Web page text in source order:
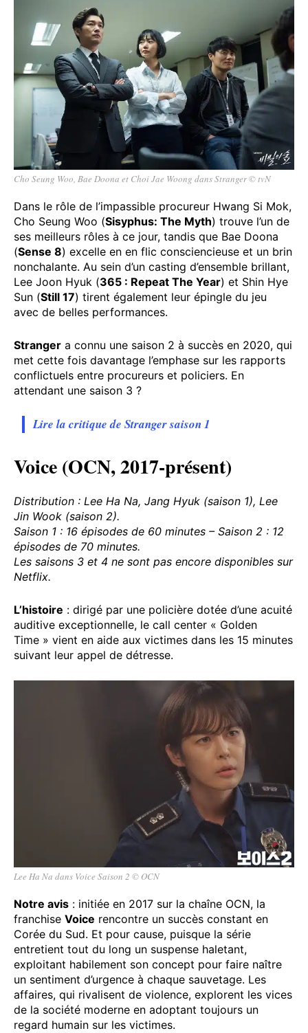
Cho Seung Woo, Bae Doona et Choi Jae Woong dans Stranger © tvN
Dans le rôle de l’impassible procureur Hwang Si Mok,
Cho Seung Woo (Sisyphus: The Myth) trouve l’un de
ses meilleurs rôles à ce jour, tandis que Bae Doona
(Sense 8) excelle en en flic consciencieuse et un brin
nonchalante. Au sein d’un casting d’ensemble brillant,
Lee Joon Hyuk (365 : Repeat The Year) et Shin Hye
Sun (Still 17) tirent également leur épingle du jeu
avec de belles performances.
Stranger a connu une saison 2 à succès en 2020, qui
met cette fois davantage l’emphase sur les rapports
conflictuels entre procureurs et policiers. En
attendant une saison 3 ?
Lire la critique de Stranger saison 1
Voice (OCN, 2017-présent)
Distribution : Lee Ha Na, Jang Hyuk (saison 1), Lee
Jin Wook (saison 2).
Saison 1 : 16 épisodes de 60 minutes – Saison 2 : 12
épisodes de 70 minutes.
Les saisons 3 et 4 ne sont pas encore disponibles sur
Netflix.
L’histoire : dirigé par une policière dotée d’une acuité
auditive exceptionnelle, le call center « Golden
Time » vient en aide aux victimes dans les 15 minutes
suivant leur appel de détresse.
Lee Ha Na dans Voice Saison 2 © OCN
Notre avis : initiée en 2017 sur la chaîne OCN, la
franchise Voice rencontre un succès constant en
Corée du Sud. Et pour cause, puisque la série
entretient tout du long un suspense haletant,
exploitant habilement son concept pour faire naître
un sentiment d’urgence à chaque sauvetage. Les
affaires, qui rivalisent de violence, explorent les vices
de la société moderne en adoptant toujours un
regard humain sur les victimes.